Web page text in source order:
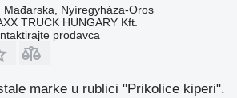
Mađarska, Nyíregyháza-Oros
TRUCK HUNGARY Kft.
prodavca
marke u rublici "Prikolice kiperi".